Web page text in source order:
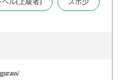
ベル(上級者) スポ少